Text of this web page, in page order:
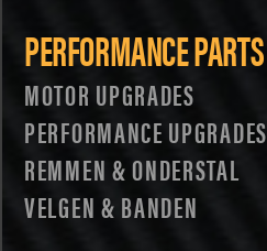
PERFORMANCE PARTS
MOTOR UPGRADES
PERFORMANCE UPGRADES
REMMEN & ONDERSTAL
VELGEN & BANDEN